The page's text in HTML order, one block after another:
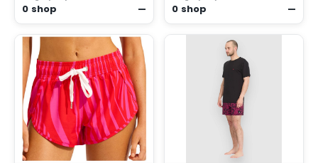
0 shop — 0 shop —